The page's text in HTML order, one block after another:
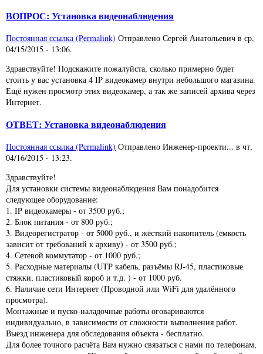
ВОПРОС: Установка видеонаблюдения
Постоянная ссылка (Permalink) Отправлено Сергей Анатольевич в ср,
04/15/2015 - 13:06.
Здравствуйте! Подскажите пожалуйста, сколько примерно будет
стоить у вас установка 4 IP видеокамер внутри небольшого магазина.
Ещё нужен просмотр этих видеокамер, а так же записей архива через
Интернет.
ОТВЕТ: Установка видеонаблюдения
Постоянная ссылка (Permalink) Отправлено Инженер-проекти... в чт,
04/16/2015 - 13:23.
Здравствуйте!
Для установки системы видеонаблюдения Вам понадобится
следующее оборудование:
1. IP видеокамеры - от 3500 руб.;
2. Блок питания - от 800 руб.;
3. Видеорегистратор - от 5000 руб., и жёсткий накопитель (емкость
зависит от требований к архиву) - от 3500 руб.;
4. Сетевой коммутатор - от 1000 руб.;
5. Расходные материалы (UTP кабель, разъёмы RJ-45, пластиковые
стяжки, пластиковый короб и т.д. ) - от 1000 руб.
6. Наличие сети Интернет (Проводной или WiFi для удалённого
просмотра).
Монтажные и пуско-наладочные работы оговариваются
индивидуально, в зависимости от сложности выполнения работ.
Выезд инженера для обследования объекта - бесплатно.
Для более точного расчёта Вам нужно связаться с нами по телефонам,